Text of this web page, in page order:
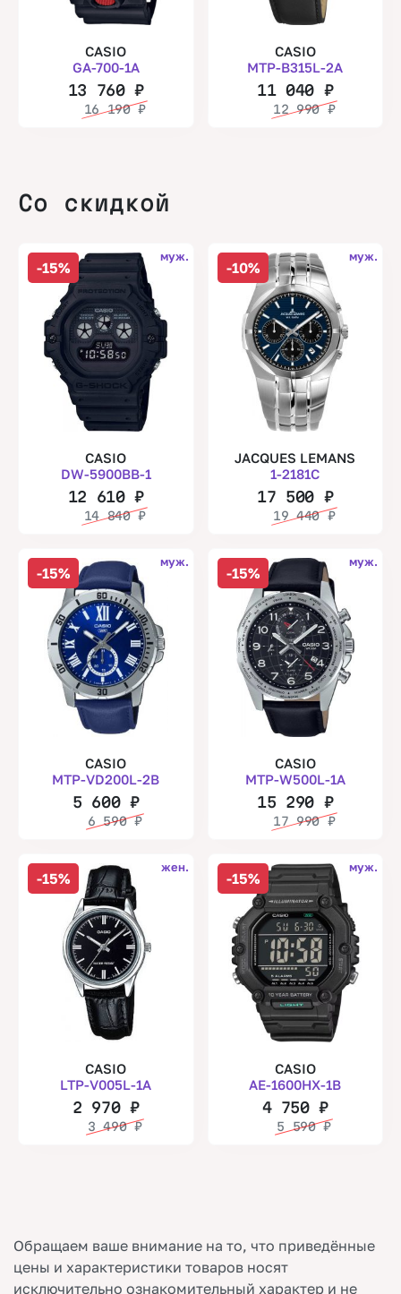
CASIO
GA-700-1A
13 760₽
16 190₽
CASIO
MTP-B315L-2A
11 040 ₽
12 990₽
Со скидкой
-15%
муж.
CASIO
DW-5900BB-1
12 610₽
14 840₽
-10%
муж.
JACQUES LEMANS
1-2181C
17 500 ₽
19 440₽
-15%
муж.
CASIO
MTP-VD200L-2B
5 600 ₽
6 590₽
-15%
муж.
CASIO
MTP-W500L-1A
15 290 ₽
17 990₽
-15%
жен.
CASIO
LTP-V005L-1A
2 970 ₽
3 490₽
-15%
муж.
CASIO
AE-1600HX-1B
4 750₽
5 590₽
Обращаем ваше внимание на то, что приведённые
цены и характеристики товаров носят
исключительно ознакомительный характер и не